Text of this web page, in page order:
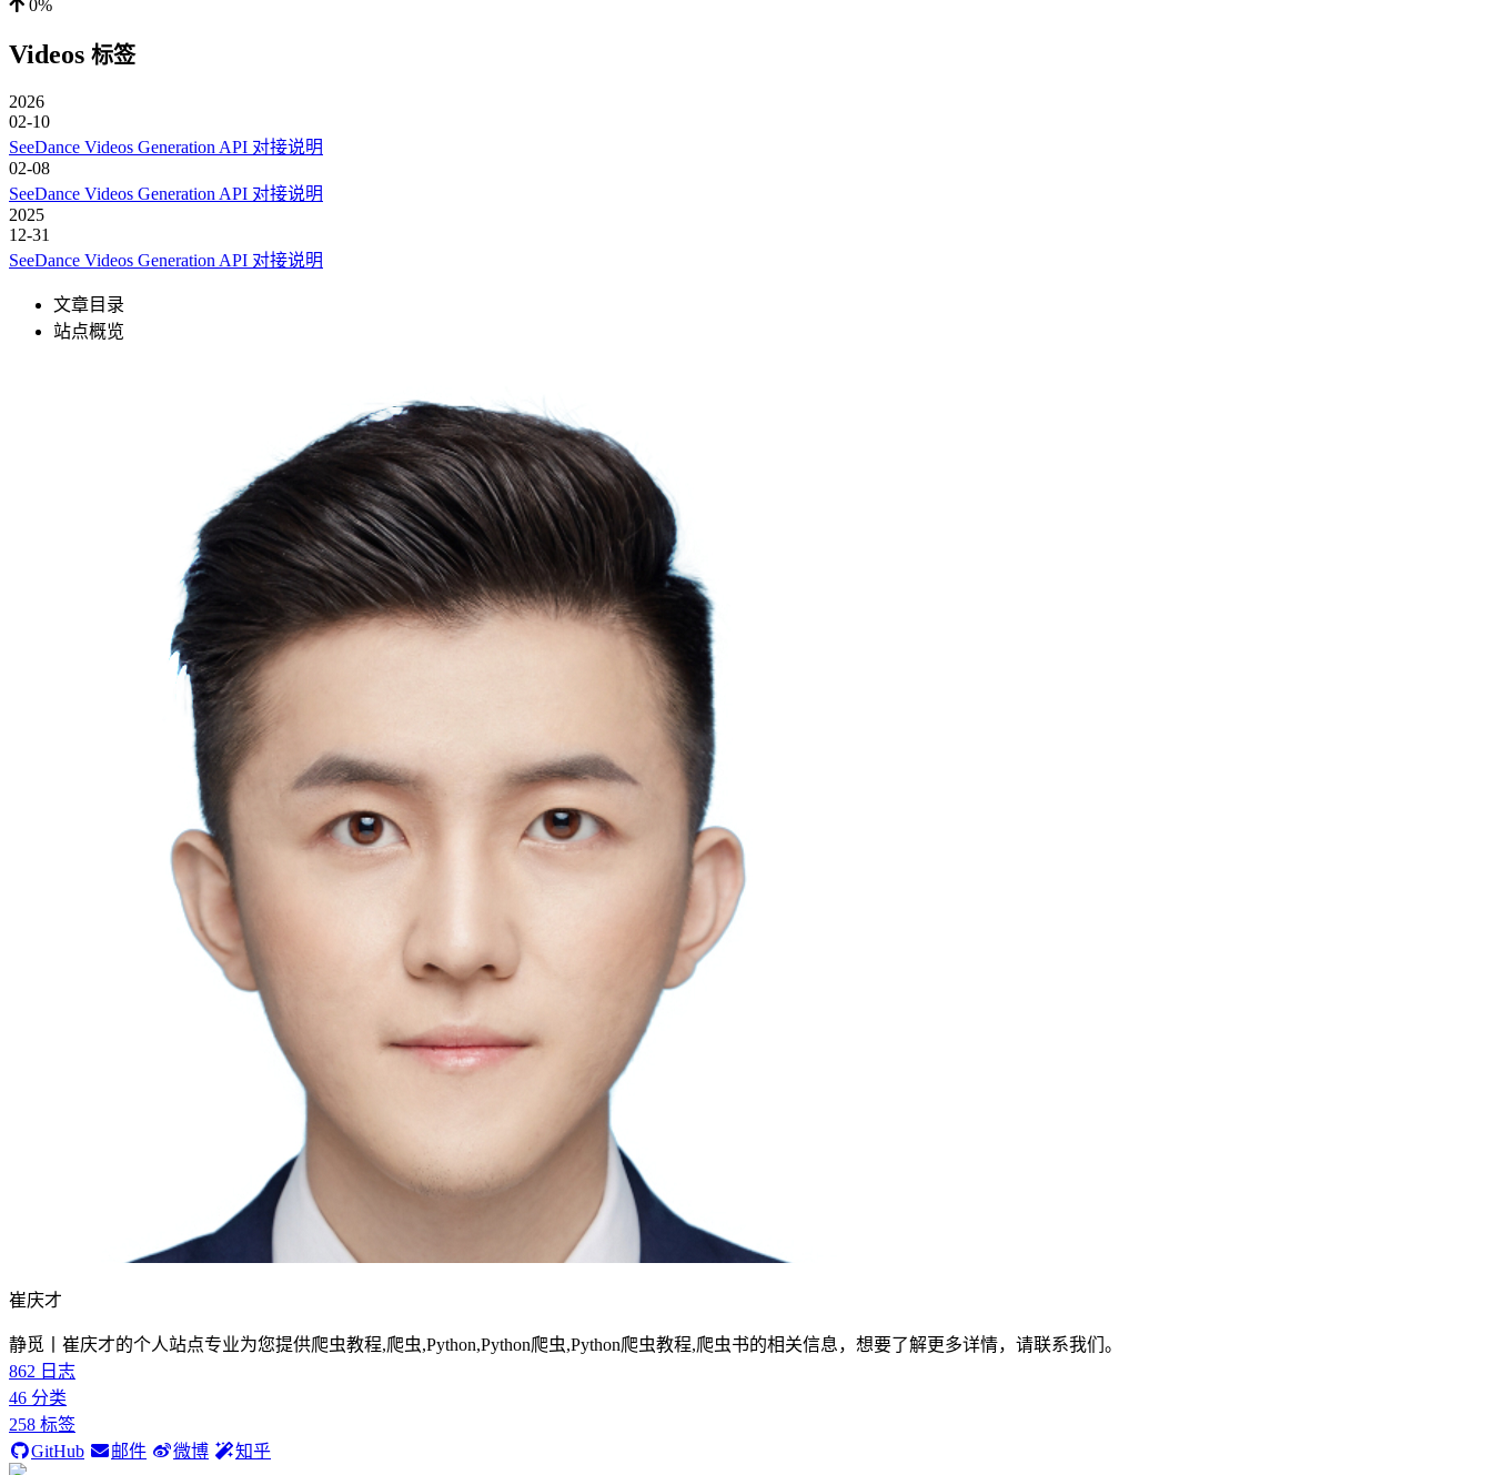
0%
Videos 标签
2026
02-10
SeeDance Videos Generation API 对接说明
02-08
SeeDance Videos Generation API 对接说明
2025
12-31
SeeDance Videos Generation API 对接说明
文章目录
站点概览
崔庆才
静觅丨崔庆才的个人站点专业为您提供爬虫教程,爬虫,Python,Python爬虫,Python爬虫教程,爬虫书的相关信息，想要了解更多详情，请联系我们。
862 日志
46 分类
258 标签
GitHub
邮件 微博 知乎